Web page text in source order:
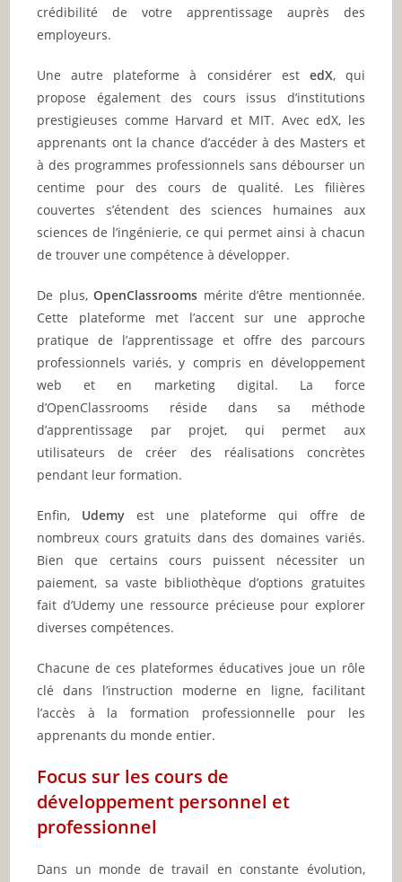
crédibilité de votre apprentissage auprès des
employeurs.
Une autre plateforme à considérer est edX, qui
propose également des cours issus d’institutions
prestigieuses comme Harvard et MIT. Avec edX, les
apprenants ont la chance d’accéder à des Masters et
à des programmes professionnels sans débourser un
centime pour des cours de qualité. Les filières
couvertes s’étendent des sciences humaines aux
sciences de l’ingénierie, ce qui permet ainsi à chacun
de trouver une compétence à développer.
De plus,OpenClassrooms mérite d’être mentionnée.
Cette plateforme met l’accent sur une approche
pratique de l’apprentissage et offre des parcours
professionnels variés, y compris en développement
web et en marketing digital. La force
d’OpenClassrooms réside dans sa méthode
d’apprentissage par projet, qui permet aux
utilisateurs de créer des réalisations concrètes
pendant leur formation.
Enfin, Udemy est une plateforme qui offre de
nombreux cours gratuits dans des domaines variés.
Bien que certains cours puissent nécessiter un
paiement, sa vaste bibliothèque d’options gratuites
fait d’Udemy une ressource précieuse pour explorer
diverses compétences.
Chacune de ces plateformes éducatives joue un rôle
clé dans l’instruction moderne en ligne, facilitant
l’accès à la formation professionnelle pour les
apprenants du monde entier.
Focus sur les cours de
développement personnel et
professionnel
Dans un monde de travail en constante évolution,